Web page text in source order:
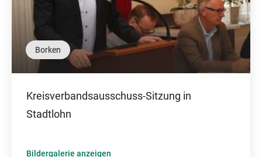
Borken
Kreisverbandsausschuss-Sitzung in
Stadtlohn
Bildergalerie anzeigen